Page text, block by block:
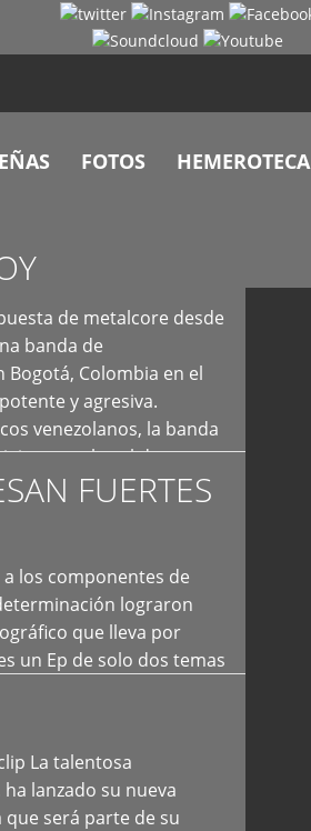
FOTOS HEMEROTECA
de metalcore desde
banda de
Colombia en el
y agresiva.
venezolanos, la banda
y breakdowns
FUERTES
los componentes de
lograron
que lleva por
un Ep de solo dos temas
La talentosa
lanzado su nueva
que será parte de su